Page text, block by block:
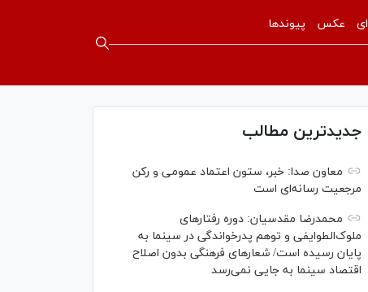
عکس پیوندها
جدیدترین مطالب
معاون صدا: خبر، ستون اعتماد عمومی و رکن
مرجعیت رسانه‌ای است
محمدرضا مقدسیان: دوره رفتارهای
ملوک‌الطوایفی و توهم پدرخواندگی در سینما به
پایان رسیده است/ شعارهای فرهنگی بدون اصلاح
اقتصاد سینما به جایی نمی‌رسد